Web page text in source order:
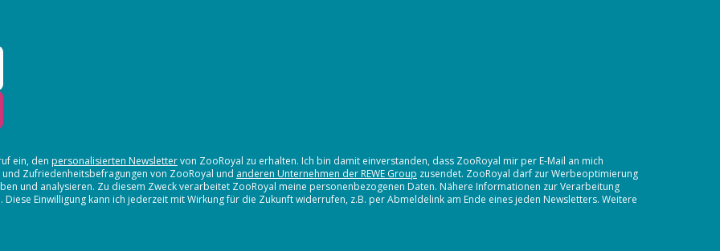
ein, den personalisierten Newslettervon ZooRoyal zu erhalten. Ich bin damit einverstanden, dass ZooRoyal mir per E-Mail an mich
Zufriedenheitsbefragungen von ZooRoyal und anderen Unternehmen der REWE Group zusendet. ZooRoyal darf zur Werbeoptimierung
und analysieren. Zu diesem Zweck verarbeitet ZooRoyal meine personenbezogenen Daten. Nähere Informationen zur Verarbeitung
Einwilligung kann ich jederzeit mit Wirkung für die Zukunft widerrufen, z.B. per Abmeldelink am Ende eines jeden Newsletters. Weitere